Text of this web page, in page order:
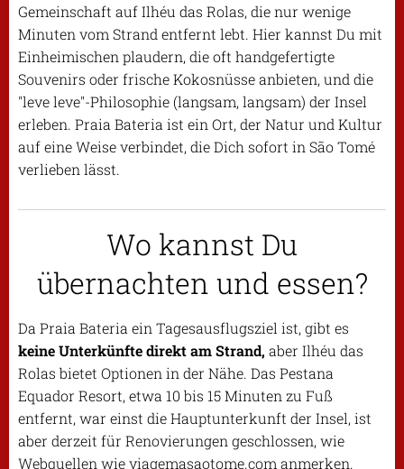
Gemeinschaft auf Ilhéu das Rolas, die nur wenige
Minuten vom Strand entfernt lebt. Hier kannst Du mit
Einheimischen plaudern, die oft handgefertigte
Souvenirs oder frische Kokosnüsse anbieten, und die
"leve leve"-Philosophie (langsam, langsam) der Insel
erleben. Praia Bateria ist ein Ort, der Natur und Kultur
auf eine Weise verbindet, die Dich sofort in São Tomé
verlieben lässt.
Wo kannst Du
übernachten und essen?
Da Praia Bateria ein Tagesausflugsziel ist, gibt es
keine Unterkünfte direkt am Strand, aber Ilhéu das
Rolas bietet Optionen in der Nähe. Das Pestana
Equador Resort, etwa 10 bis 15 Minuten zu Fuß
entfernt, war einst die Hauptunterkunft der Insel, ist
aber derzeit für Renovierungen geschlossen, wie
Webquellen wie viagemasaotome.com anmerken.